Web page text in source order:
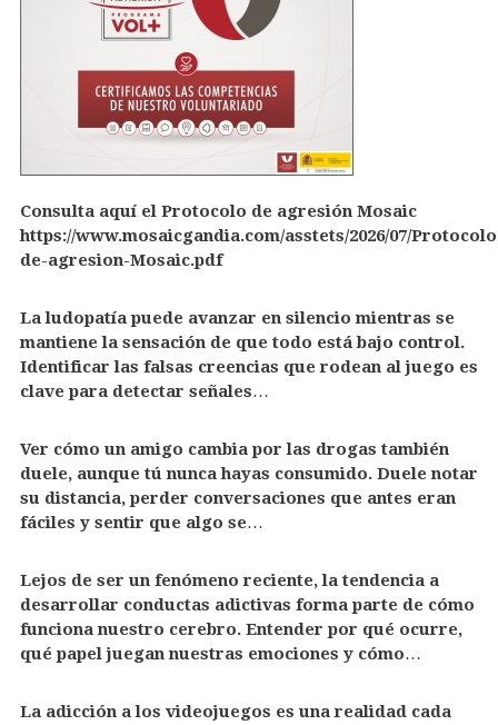
Consulta aquí el Protocolo de agresión Mosaic
https://www.mosaicgandia.com/asstets/2026/07/
de-agresion-Mosaic.pdf
La ludopatía puede avanzar en silencio mientras se
mantiene la sensación de que todo está bajo control.
Identificar las falsas creencias que rodean al juego es
clave para detectar señales…
Ver cómo un amigo cambia por las drogas también
duele, aunque tú nunca hayas consumido. Duele notar
su distancia, perder conversaciones que antes eran
fáciles y sentir que algo se…
Lejos de ser un fenómeno reciente, la tendencia a
desarrollar conductas adictivas forma parte de cómo
funciona nuestro cerebro. Entender por qué ocurre,
qué papel juegan nuestras emociones y cómo…
La adicción a los videojuegos es una realidad cada